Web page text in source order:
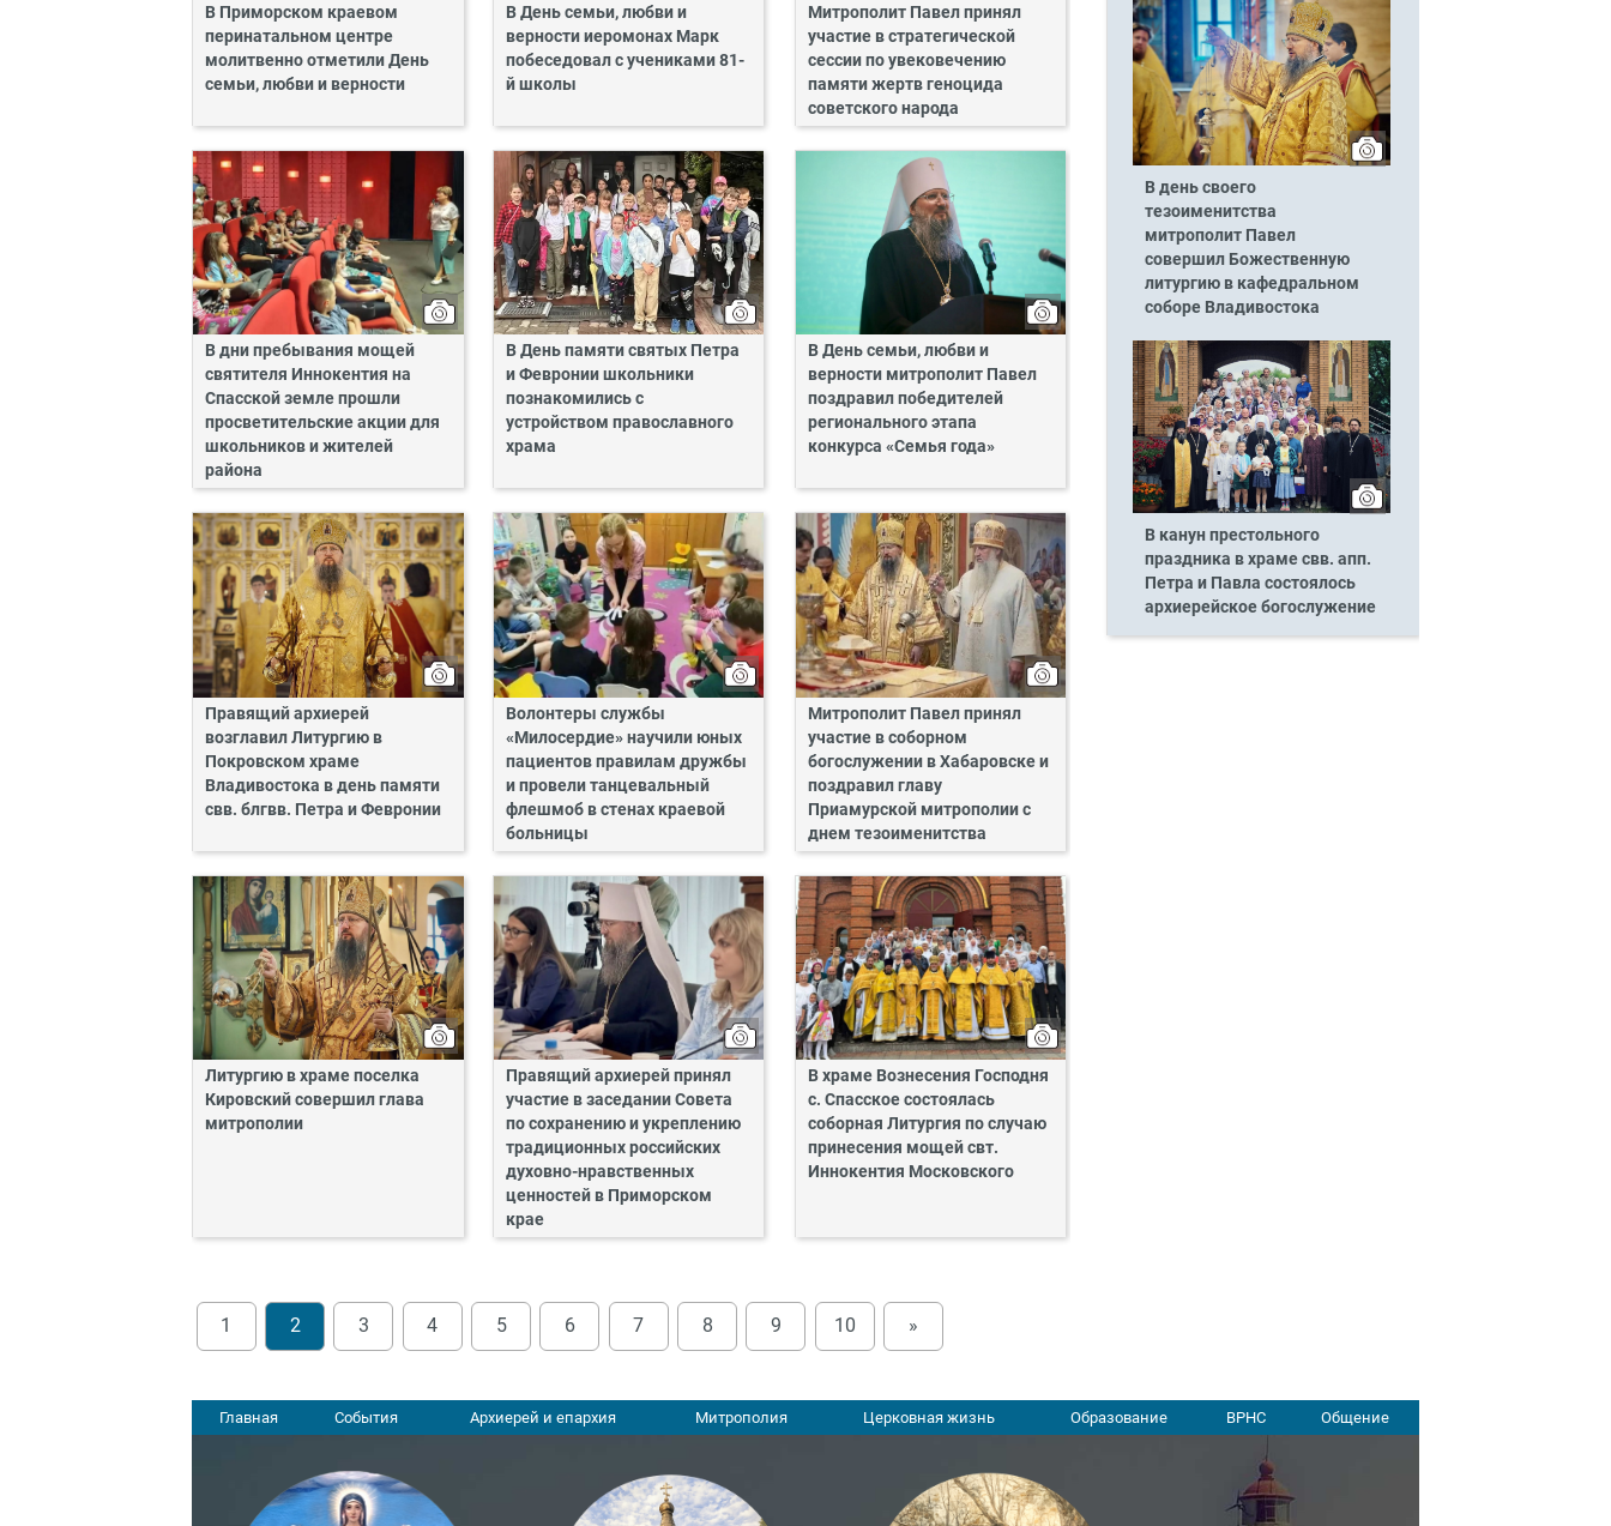
В Приморском краевом
перинатальном центре
молитвенно отметили День
семьи, любви и верности
В День семьи, любви и
верности иеромонах Марк
побеседовал с учениками 81-
й школы
Митрополит Павел принял
участие в стратегической
сессии по увековечению
памяти жертв геноцида
советского народа
В дни пребывания мощей
святителя Иннокентия на
Спасской земле прошли
просветительские акции для
школьников и жителей
района
В День памяти святых Петра
и Февронии школьники
познакомились с
устройством православного
храма
В День семьи, любви и
верности митрополит Павел
поздравил победителей
регионального этапа
конкурса «Семья года»
Правящий архиерей
возглавил Литургию в
Покровском храме
Владивостока в день памяти
свв. блгвв. Петра и Февронии
Волонтеры службы
«Милосердие» научили юных
пациентов правилам дружбы
и провели танцевальный
флешмоб в стенах краевой
больницы
Митрополит Павел принял
участие в соборном
богослужении в Хабаровске и
поздравил главу
Приамурской митрополии с
днем тезоименитства
Литургию в храме поселка
Кировский совершил глава
митрополии
Правящий архиерей принял
участие в заседании Совета
по сохранению и укреплению
традиционных российских
духовно-нравственных
ценностей в Приморском
крае
В храме Вознесения Господня
с. Спасское состоялась
соборная Литургия по случаю
принесения мощей свт.
Иннокентия Московского
1 2 3 4 5 6 7 8 9 10 »
В день своего
тезоименитства
митрополит Павел
совершил Божественную
литургию в кафедральном
соборе Владивостока
В канун престольного
праздника в храме свв. апп.
Петра и Павла состоялось
архиерейское богослужение
Главная События Архиерей и епархия Митрополия Церковная жизнь Образование ВРНС Общение